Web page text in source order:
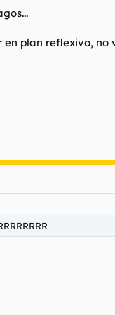
en plan reflexivo,